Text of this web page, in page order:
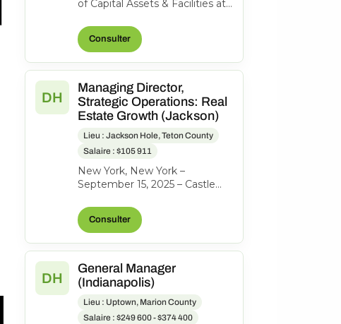
of Capital Assets & Facilities at
Consulting, Inc. About the
role...Consulter
DH
Managing Director,
Strategic Operations: Real
Estate Growth (Jackson)
Lieu : Jackson Hole, Teton County
Salaire : $105 911
New York, New York –
September 15, 2025 – Castle
or “CPH”), the investment firm
behind...
Consulter
DH
General Manager
(Indianapolis)
Lieu : Uptown, Marion County
Salaire : $249 600 - $374 400